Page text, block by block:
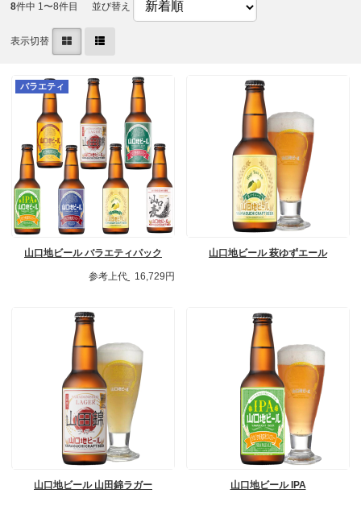
8件中 1〜8件目 並び替え
表示切替
バラエティ
山口地ビール バラエティパック
参考上代 16,729円
山口地ビール 萩ゆずエール
山口地ビール 山田錦ラガー 山口地ビール IPA